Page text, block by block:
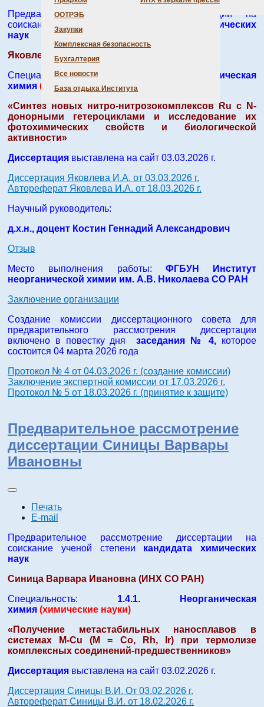
ООТРЭБ
Закупки
Комплексная безопасность
Бухгалтерия
Все новости
База отдыха Института
Предварительное рассмотрение диссертации на
соискание ученой степени
кандидата химических
наук
Яковлев Иван Алексеевич (ИНХ СО РАН)
Специальность:
1.4.1. Неорганическая
химия (химические науки)
«Синтез новых нитро-нитрозокомплексов Ru с N-
донорными гетероциклами и исследование их
фотохимических свойств и биологической
активности»
Диссертация выставлена на сайт 03.03.2026 г.
Диссертация Яковлева И.А. от 03.03.2026 г.
Автореферат Яковлева И.А. от 18.03.2026 г.
Научный руководитель:
д.х.н., доцент Костин Геннадий Александрович
Отзыв
Место выполнения работы: ФГБУН Институт
неорганической химии им. А.В. Николаева СО РАН
Заключение организации
Создание комиссии диссертационного совета для
предварительного рассмотрения диссертации
включено в повестку дня
заседания № 4, которое
состоится 04 марта 2026 года
Протокол № 4 от 04.03.2026 г. (создание комиссии)
Заключение экспертной комиссии от 17.03.2026 г.
Протокол № 5 от 18.03.2026 г. (принятие к защите)
Предварительное рассмотрение
диссертации Синицы Варвары
Ивановны
Печать
E-mail
Предварительное рассмотрение диссертации на
соискание ученой степени кандидата химических
наук
Синица Варвара Ивановна (ИНХ СО РАН)
Специальность: 1.4.1. Неорганическая
химия (химические науки)
«Получение метастабильных наносплавов в
системах M-Cu (M = Co, Rh, Ir) при термолизе
комплексных соединений-предшественников»
Диссертация выставлена на сайт 03.02.2026 г.
Диссертация Синицы В.И. От 03.02.2026 г.
Автореферат Синицы В.И. от 18.02.2026 г.